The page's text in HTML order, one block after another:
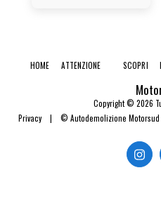
Copyright © 2026
Privacy| © Autodemolizione Motorsud
HOME ATTENZIONE SCOPRI